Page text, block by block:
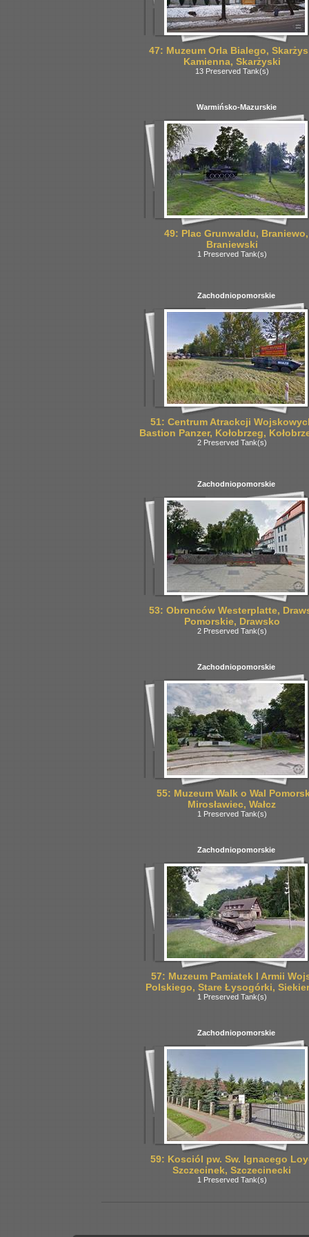
47: Muzeum Orla Bialego,
Kamienna, Skarżyski
13 Preserved Tank(s)
Warmińsko-Mazurskie
49: Plac Grunwaldu, Braniewo,
Braniewski
1 Preserved Tank(s)
Zachodniopomorskie
51: Centrum Atrackcji
Bastion Panzer, Kołobrzeg,
2 Preserved Tank(s)
Zachodniopomorskie
53: Obronców Westerplatte,
Pomorskie, Drawsko
2 Preserved Tank(s)
Zachodniopomorskie
55: Muzeum Walk o Wal
Mirosławiec, Wałcz
1 Preserved Tank(s)
Zachodniopomorskie
57: Muzeum Pamiatek I Armii
Polskiego, Stare Łysogórki,
1 Preserved Tank(s)
Zachodniopomorskie
59: Kosciól pw. Sw. Ignacego
Szczecinek, Szczecinecki
1 Preserved Tank(s)